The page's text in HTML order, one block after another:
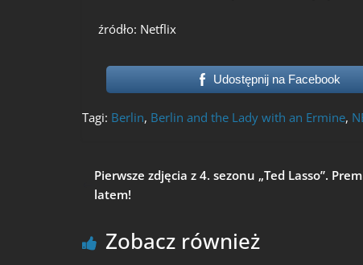
źródło: Netflix
Udostępnij na Facebook
Tagi: Berlin, Berlin and the Lady with an Ermine,
Pierwsze zdjęcia z 4. sezonu „Ted Lasso”.
latem!
Zobacz również